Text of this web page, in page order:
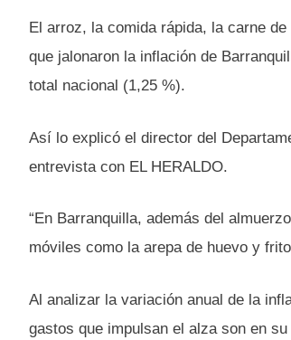
El arroz, la comida rápida, la carne
que jalonaron la inflación de
total nacional (1,25 %).
Así lo explicó el director del
entrevista con EL HERALDO.
“En Barranquilla, además del
móviles como la arepa de huevo y
Al analizar la variación anual de la
gastos que impulsan el alza son en